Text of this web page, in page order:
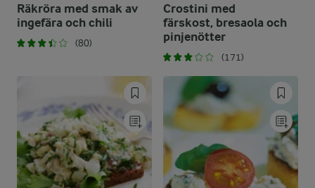
Räkröra med smak av
ingefära och chili
(80)
Crostini med
färskost, bresaola och
pinjenötter
(171)